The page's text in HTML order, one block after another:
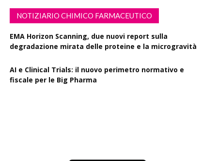
NOTIZIARIO CHIMICO FARMACEUTICO
EMA Horizon Scanning, due nuovi report sulla
degradazione mirata delle proteine e la microgravità
AI e Clinical Trials: il nuovo perimetro normativo e
fiscale per le Big Pharma